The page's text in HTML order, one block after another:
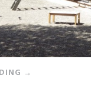
→